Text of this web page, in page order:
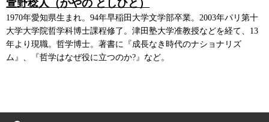
萱野稔人（かやの としひと）
1970年愛知県生まれ。94年早稲田大学文学部卒業。2003年パリ第十
大学大学院哲学科博士課程修了。津田塾大学准教授などを経て、13
年より現職。哲学博士。著書に『成長なき時代のナショナリズ
ム』、『哲学はなぜ役に立つのか?』など。